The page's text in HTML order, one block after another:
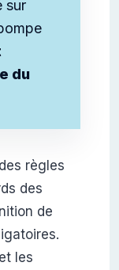
sur
du
règles
des
de
les